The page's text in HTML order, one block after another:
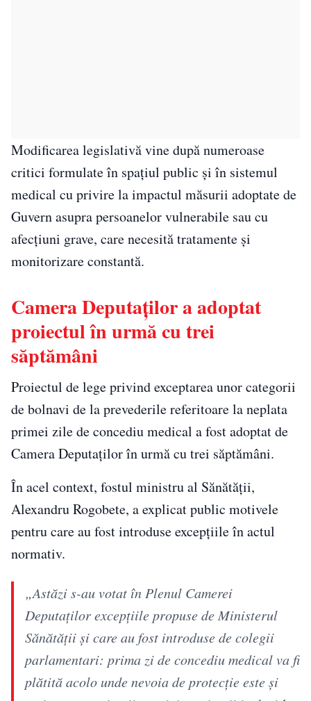
Modificarea legislativă vine după numeroase
critici formulate în spațiul public și în sistemul
medical cu privire la impactul măsurii adoptate de
Guvern asupra persoanelor vulnerabile sau cu
afecțiuni grave, care necesită tratamente și
monitorizare constantă.
Camera Deputaților a adoptat
proiectul în urmă cu trei
săptămâni
Proiectul de lege privind exceptarea unor categorii
de bolnavi de la prevederile referitoare la neplata
primei zile de concediu medical a fost adoptat de
Camera Deputaților în urmă cu trei săptămâni.
În acel context, fostul ministru al Sănătății,
Alexandru Rogobete, a explicat public motivele
pentru care au fost introduse excepțiile în actul
normativ.
„Astăzi s-au votat în Plenul Camerei
Deputaților excepțiile propuse de Ministerul
Sănătății și care au fost introduse de colegii
parlamentari: prima zi de concediu medical va fi
plătită acolo unde nevoia de protecție este și